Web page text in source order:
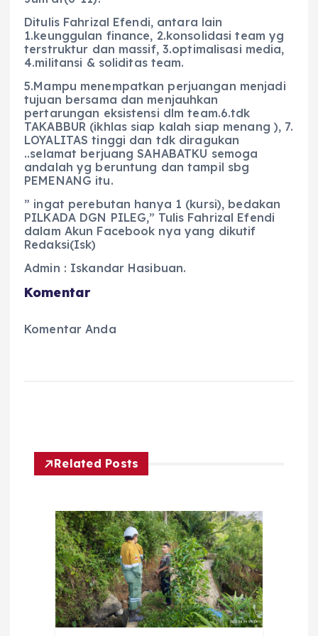
Ditulis Fahrizal Efendi, antara lain
1.keunggulan finance, 2.konsolidasi team yg
terstruktur dan massif, 3.optimalisasi media,
4.militansi & soliditas team.
5.Mampu menempatkan perjuangan menjadi
tujuan bersama dan menjauhkan
pertarungan eksistensi dlm team.6.tdk
TAKABBUR (ikhlas siap kalah siap menang ), 7.
LOYALITAS tinggi dan tdk diragukan
..selamat berjuang SAHABATKU semoga
andalah yg beruntung dan tampil sbg
PEMENANG itu.
” ingat perebutan hanya 1 (kursi), bedakan
PILKADA DGN PILEG,” Tulis Fahrizal Efendi
dalam Akun Facebook nya yang dikutif
Redaksi(Isk)
Admin : Iskandar Hasibuan.
Komentar
Komentar Anda
Related Posts